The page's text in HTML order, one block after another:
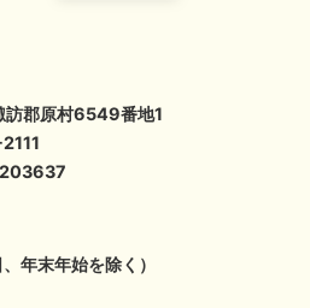
郡原村6549番地1
年末年始を除く）